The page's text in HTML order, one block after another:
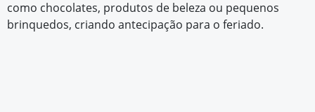
como chocolates, produtos de beleza ou pequenos
brinquedos, criando antecipação para o feriado.